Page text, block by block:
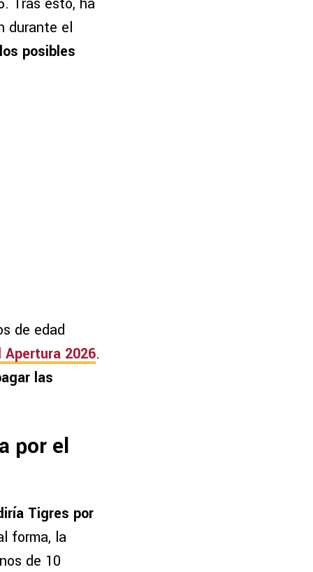
durante el
posibles
de edad
2026.
las
por el
Tigres por
forma, la
de 10